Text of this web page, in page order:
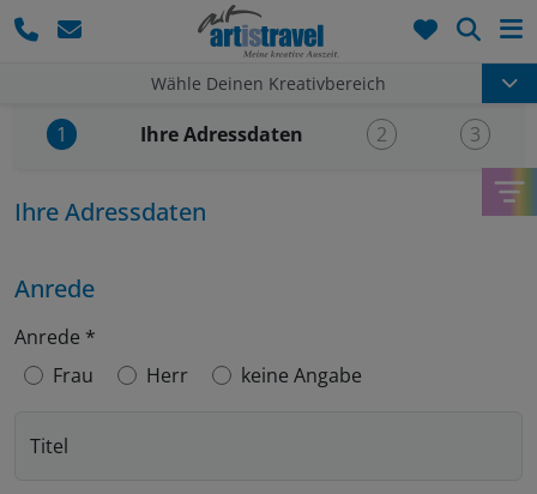
Wähle Deinen Kreativbereich
1 Aktueller Schritt:
Ihre Adressdaten 2 3
Ihre Adressdaten
Anrede
Anrede *
Frau
Herr keine Angabe
Titel